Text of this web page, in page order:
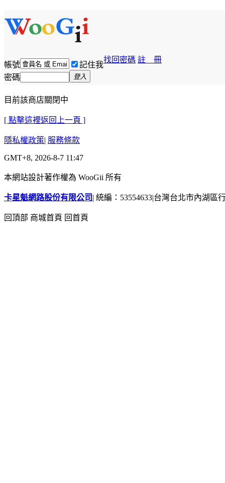
帳號 記住我
找回密碼 註 冊
密碼 登入
目前該商店關閉中
[ 點擊這裡返回上一頁 ]
隱私權政策| 服務條款
GMT+8, 2026-8-7 11:47
本網站設計著作權為 WooGii 所有
卡星魁網路股份有限公司 | 統編：53554633|台灣台北市內湖區
回頂部 商城首頁 回首頁